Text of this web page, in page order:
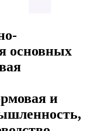
основных
и